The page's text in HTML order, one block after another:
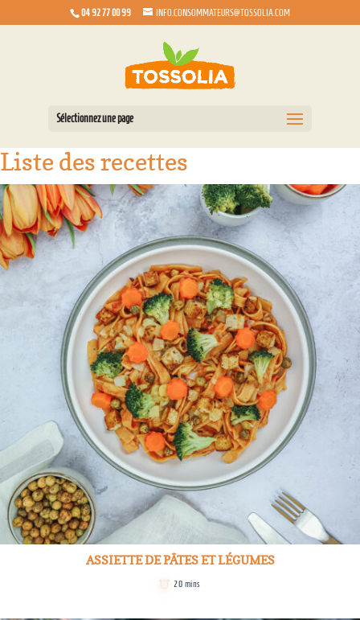
04 92 77 00 99 INFO.CONSOMMATEURS@TOSSOLIA.COM
Sélectionnez une page
Liste des recettes
ASSIETTE DE PÂTES ET LÉGUMES
20 mins